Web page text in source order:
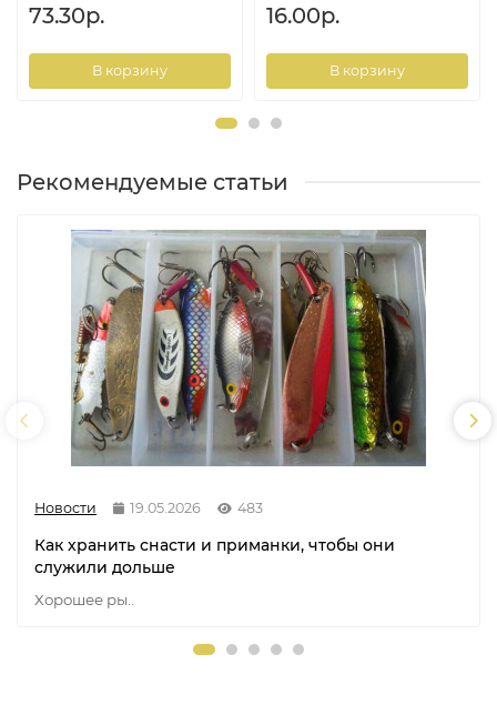
73.30р.
В корзину
16.00р.
В корзину
Рекомендуемые статьи
Новости 19.05.2026 483
Как хранить снасти и приманки, чтобы они
служили дольше
Хорошее ры..